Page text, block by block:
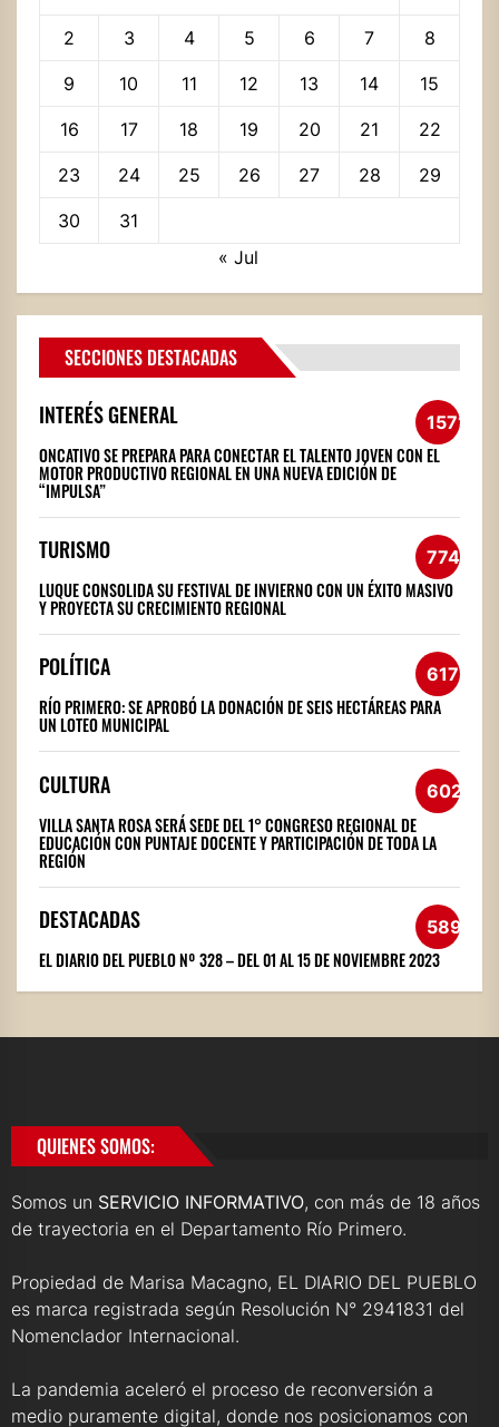
2 3 4 5 6 7 8
9 10 11 12 13 14 15
16 17 18 19 20 21 22
23 24 25 26 27 28 29
30
31
« Jul
SECCIONES DESTACADAS
INTERÉS GENERAL 1571
ONCATIVO SE PREPARA PARA CONECTAR EL TALENTO JOVEN CON EL
MOTOR PRODUCTIVO REGIONAL EN UNA NUEVA EDICIÓN DE
“IMPULSA”
TURISMO 774
LUQUE CONSOLIDA SU FESTIVAL DE INVIERNO CON UN ÉXITO MASIVO
Y PROYECTA SU CRECIMIENTO REGIONAL
POLÍTICA 617
RÍO PRIMERO: SE APROBÓ LA DONACIÓN DE SEIS HECTÁREAS PARA
UN LOTEO MUNICIPAL
CULTURA 602
VILLA SANTA ROSA SERÁ SEDE DEL 1° CONGRESO REGIONAL DE
EDUCACIÓN CON PUNTAJE DOCENTE Y PARTICIPACIÓN DE TODA LA
REGIÓN
DESTACADAS 589
EL DIARIO DEL PUEBLO Nº 328 – DEL 01 AL 15 DE NOVIEMBRE 2023
QUIENES SOMOS:
Somos un SERVICIO INFORMATIVO, con más de 18 años
de trayectoria en el Departamento Río Primero.
Propiedad de Marisa Macagno, EL DIARIO DEL PUEBLO
es marca registrada según Resolución N° 2941831 del
Nomenclador Internacional.
La pandemia aceleró el proceso de reconversión a
medio puramente digital, donde nos posicionamos con